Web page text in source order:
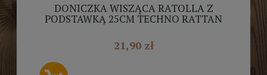
DONICZKA WISZĄCA RATOLLA Z
PODSTAWKĄ 25CM TECHNO RATTAN
21,90 zł